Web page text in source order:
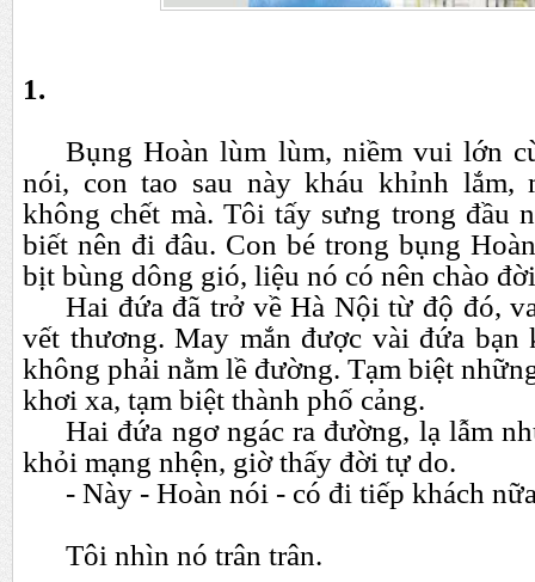
1.
Bụng Hoàn lùm lùm, niềm vui lớn
nói, con tao sau này kháu khỉnh lắm,
không chết mà. Tôi tấy sưng trong đầu
biết nên đi đâu. Con bé trong bụng
bịt bùng dông gió, liệu nó có nên chào
Hai đứa đã trở về Hà Nội từ độ đó,
vết thương. May mắn được vài đứa bạn
không phải nằm lề đường. Tạm biệt
khơi xa, tạm biệt thành phố cảng.
Hai đứa ngơ ngác ra đường, lạ lẫm
khỏi mạng nhện, giờ thấy đời tự do.
- Này - Hoàn nói - có đi tiếp khách
Tôi nhìn nó trân trân.